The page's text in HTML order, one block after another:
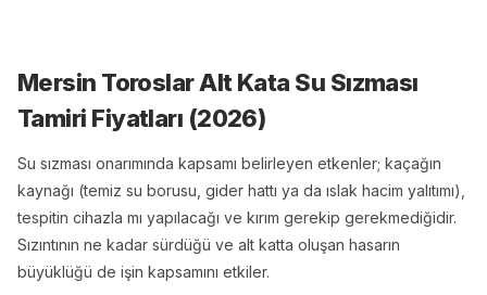
Mersin Toroslar Alt Kata Su Sızması
Tamiri Fiyatları (2026)
Su sızması onarımında kapsamı belirleyen etkenler; kaçağın
kaynağı (temiz su borusu, gider hattı ya da ıslak hacim yalıtımı),
tespitin cihazla mı yapılacağı ve kırım gerekip gerekmediğidir.
Sızıntının ne kadar sürdüğü ve alt katta oluşan hasarın
büyüklüğü de işin kapsamını etkiler.